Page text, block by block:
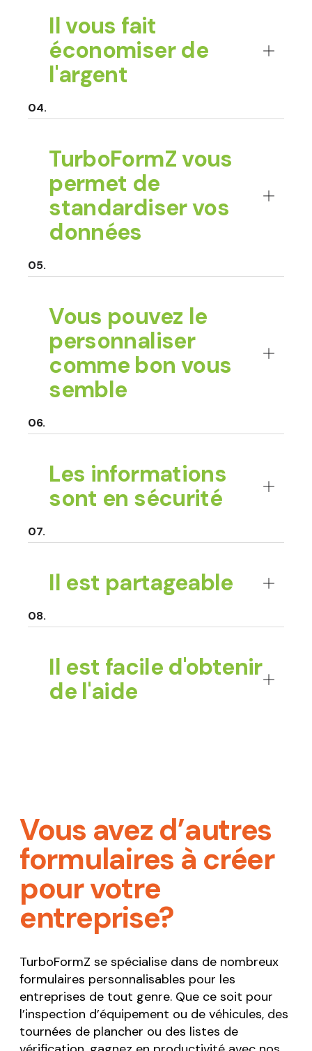
Il vous fait
économiser de
l'argent
TurboFormZ vous
permet de
standardiser vos
données
Vous pouvez le
personnaliser
comme bon vous
semble
Les informations
sont en sécurité
Il est partageable
Il est facile d'obtenir
de l'aide
Vous avez d’autres
formulaires à créer
pour votre
entreprise?
TurboFormZ se spécialise dans de nombreux
formulaires personnalisables pour les
entreprises de tout genre. Que ce soit pour
l’inspection d’équipement ou de véhicules, des
tournées de plancher ou des listes de